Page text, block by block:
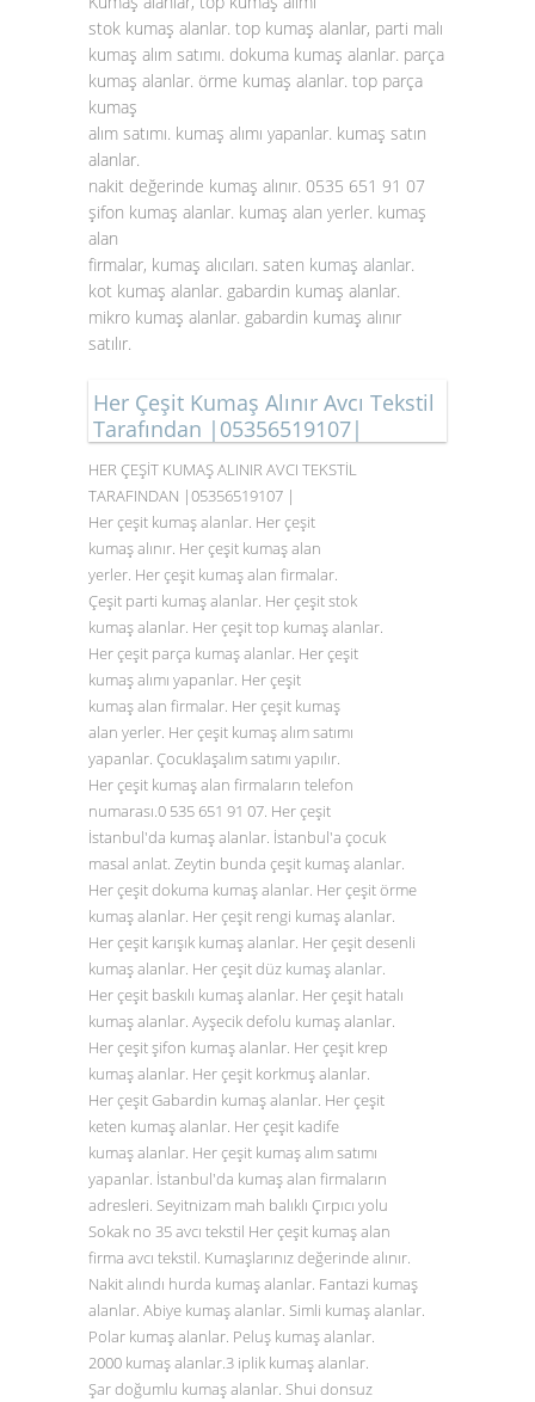
stok kumaş alanlar. top kumaş alanlar, parti malı
kumaş alım satımı. dokuma kumaş alanlar. parça
kumaş alanlar. örme kumaş alanlar. top parça
kumaş
alım satımı. kumaş alımı yapanlar. kumaş satın
alanlar.
nakit değerinde kumaş alınır. 0535 651 91 07
şifon kumaş alanlar. kumaş alan yerler. kumaş
alan
firmalar, kumaş alıcıları. saten kumaş alanlar.
kot kumaş alanlar. gabardin kumaş alanlar.
mikro kumaş alanlar. gabardin kumaş alınır
satılır.
Her Çeşit Kumaş Alınır Avcı Tekstil
Tarafından |05356519107|
HER ÇEŞİT KUMAŞ ALINIR AVCI TEKSTİL
TARAFINDAN |05356519107 |
Her çeşit kumaş alanlar. Her çeşit
kumaş alınır. Her çeşit kumaş alan
yerler. Her çeşit kumaş alan firmalar.
Çeşit parti kumaş alanlar. Her çeşit stok
kumaş alanlar. Her çeşit top kumaş alanlar.
Her çeşit parça kumaş alanlar. Her çeşit
kumaş alımı yapanlar. Her çeşit
kumaş alan firmalar. Her çeşit kumaş
alan yerler. Her çeşit kumaş alım satımı
yapanlar. Çocuklaşalım satımı yapılır.
Her çeşit kumaş alan firmaların telefon
numarası.0 535 651 91 07. Her çeşit
İstanbul'da kumaş alanlar. İstanbul'a çocuk
masal anlat. Zeytin bunda çeşit kumaş alanlar.
Her çeşit dokuma kumaş alanlar. Her çeşit örme
kumaş alanlar. Her çeşit rengi kumaş alanlar.
Her çeşit karışık kumaş alanlar. Her çeşit desenli
kumaş alanlar. Her çeşit düz kumaş alanlar.
Her çeşit baskılı kumaş alanlar. Her çeşit hatalı
kumaş alanlar. Ayşecik defolu kumaş alanlar.
Her çeşit şifon kumaş alanlar. Her çeşit krep
kumaş alanlar. Her çeşit korkmuş alanlar.
Her çeşit Gabardin kumaş alanlar. Her çeşit
keten kumaş alanlar. Her çeşit kadife
kumaş alanlar. Her çeşit kumaş alım satımı
yapanlar. İstanbul'da kumaş alan firmaların
adresleri. Seyitnizam mah balıklı Çırpıcı yolu
Sokak no 35 avcı tekstil Her çeşit kumaş alan
firma avcı tekstil. Kumaşlarınız değerinde alınır.
Nakit alındı hurda kumaş alanlar. Fantazi kumaş
alanlar. Abiye kumaş alanlar. Simli kumaş alanlar.
Polar kumaş alanlar. Peluş kumaş alanlar.
2000 kumaş alanlar.3 iplik kumaş alanlar.
Şar doğumlu kumaş alanlar. Shui donsuz